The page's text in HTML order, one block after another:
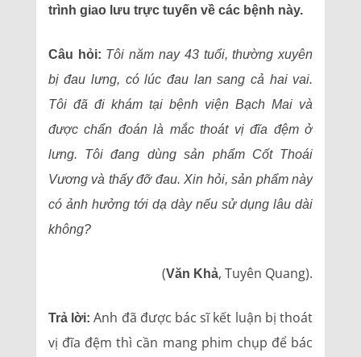
trình giao lưu trực tuyến về các bệnh này.
Câu hỏi: Tôi năm nay 43 tuổi, thường xuyên
bị đau lưng, có lúc đau lan sang cả hai vai.
Tôi đã đi khám tại bệnh viện Bạch Mai và
được chẩn đoán là mắc thoát vị đĩa đệm ở
lưng. Tôi đang dùng sản phẩm Cốt Thoái
Vương và thấy đỡ đau. Xin hỏi, sản phẩm này
có ảnh hưởng tới dạ dày nếu sử dụng lâu dài
không?
(Văn Khả, Tuyên Quang).
Trả lời: Anh đã được bác sĩ kết luận bị thoát
vị đĩa đệm thì cần mang phim chụp để bác